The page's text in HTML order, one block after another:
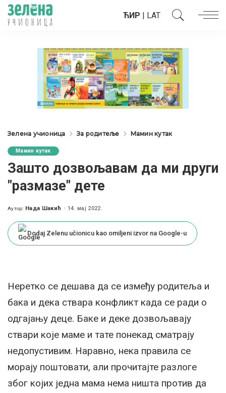
ЋИР | LAT
Зелена учионица За родитеље Мамин кутак
Мамин кутак
Зашто дозвољавам да ми други
"размазе" дете
Posted
Аутор: Нада Шакић 14. мај 2022.
Dodaj Zelenu učionicu kao omiljeni izvor na Google-u
Неретко се дешава да се између родитеља и
бака и дека ствара конфликт када се ради о
одгајању деце. Баке и деке дозвољавају
ствари које маме и тате понекад сматрају
недопустивим. Наравно, нека правила се
морају поштовати, али прочитајте разлоге
због којих једна мама нема ништа против да